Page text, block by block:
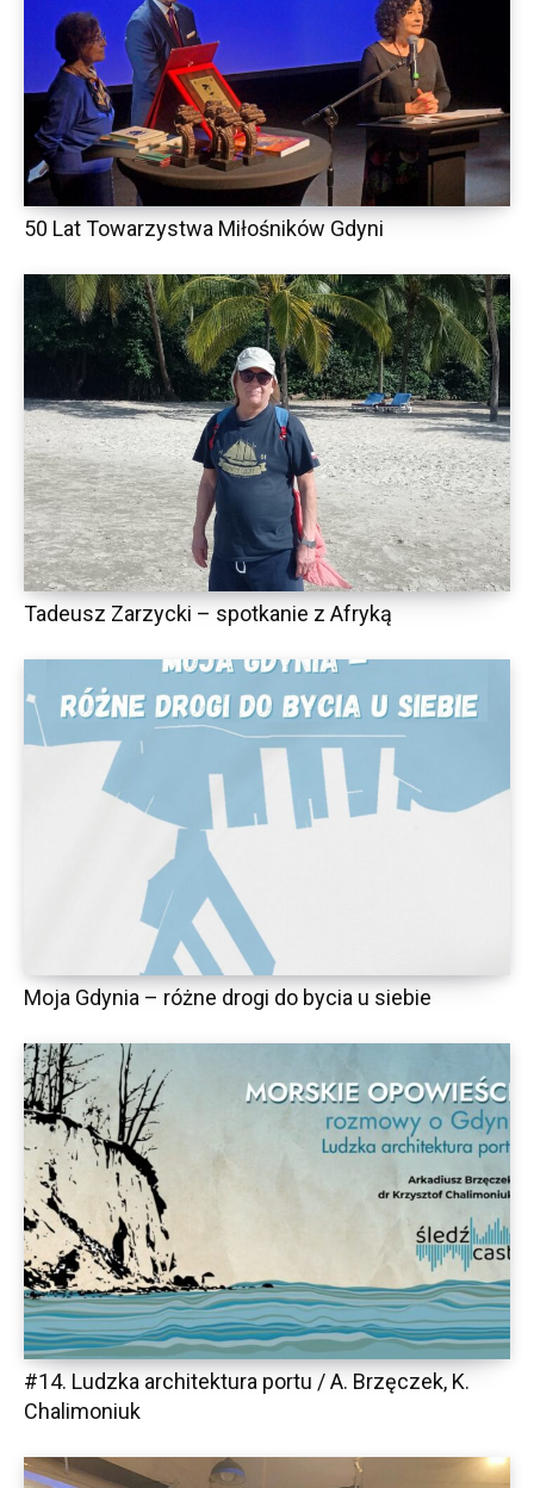
50 Lat Towarzystwa Miłośników Gdyni
Tadeusz Zarzycki – spotkanie z Afryką
Moja Gdynia – różne drogi do bycia u siebie
#14. Ludzka architektura portu / A. Brzęczek, K.
Chalimoniuk